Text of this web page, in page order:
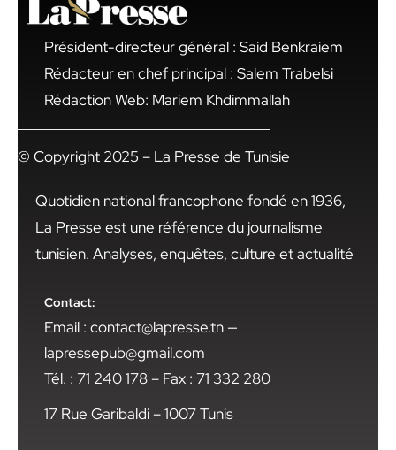
Président-directeur général : Said Benkraiem
Rédacteur en chef principal : Salem Trabelsi
Rédaction Web: Mariem Khdimmallah
© Copyright 2025 – La Presse de Tunisie
Quotidien national francophone fondé en 1936,
La Presse est une référence du journalisme
tunisien. Analyses, enquêtes, culture et actualité
Contact:
Email : contact@lapresse.tn —
lapressepub@gmail.com
Tél. : 71 240 178 – Fax : 71 332 280
17 Rue Garibaldi – 1007 Tunis